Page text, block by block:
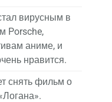
вирусным в
Porsche,
аниме, и
нравится.
снять фильм о